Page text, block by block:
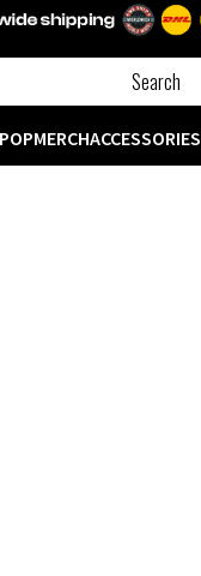
MERCHACCESSORIES